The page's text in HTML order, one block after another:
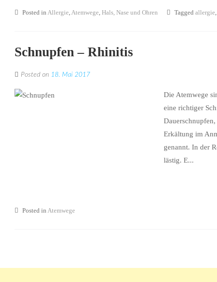
Posted in Allergie,Atemwege, Hals, Nase und Ohren Tagged allergie
Schnupfen – Rhinitis
Posted on 18. Mai 2017
Die Atemwege
eine richtiger
Erkältung im
genannt. In der
lästig. E...
Posted in Atemwege